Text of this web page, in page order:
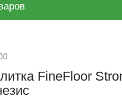
FineFloor